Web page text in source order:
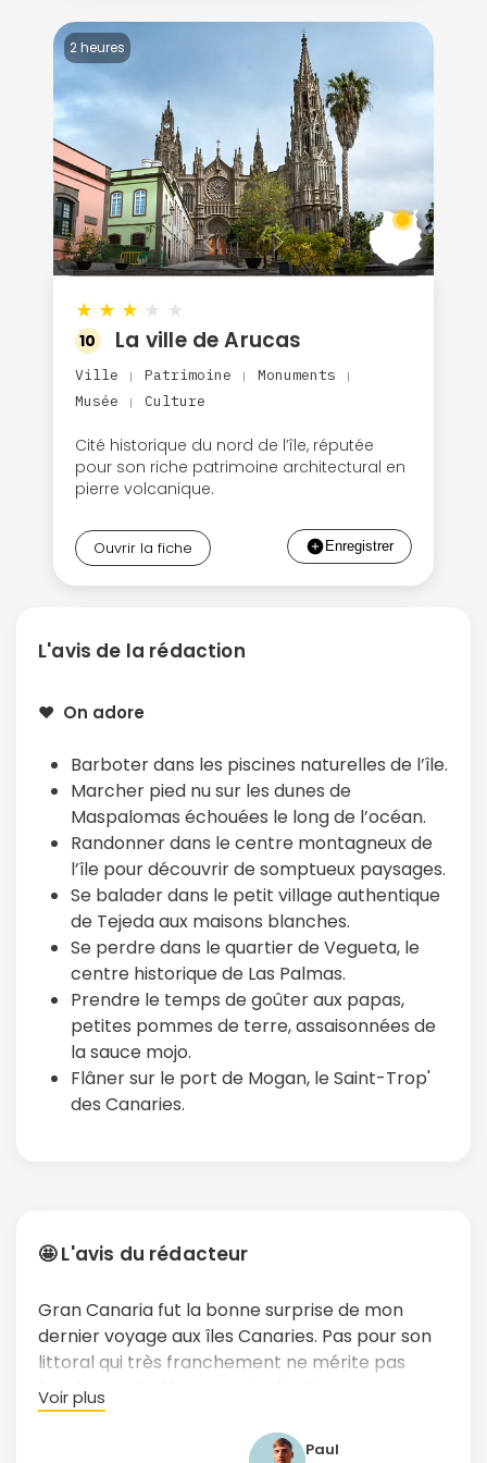
2 heures
★ ★ ★ ★ ★
10 La ville de Arucas
Ville | Patrimoine | Monuments |
Musée | Culture
Cité historique du nord de l’île, réputée
pour son riche patrimoine architectural en
pierre volcanique.
Ouvrir la fiche
L'avis de la rédaction
❤️ On adore
Barboter dans les piscines naturelles de l’île.
Marcher pied nu sur les dunes de
Maspalomas échouées le long de l’océan.
Randonner dans le centre montagneux de
l’île pour découvrir de somptueux paysages.
Se balader dans le petit village authentique
de Tejeda aux maisons blanches.
Se perdre dans le quartier de Vegueta, le
centre historique de Las Palmas.
Prendre le temps de goûter aux papas,
petites pommes de terre, assaisonnées de
la sauce mojo.
Flâner sur le port de Mogan, le Saint-Trop'
des Canaries.
🤩 L'avis du rédacteur
Gran Canaria fut la bonne surprise de mon
dernier voyage aux îles Canaries. Pas pour son
littoral qui très franchement ne mérite pas
forcément le détour, mais
l’intérieur des terres
surnomme aussi parfois l’île-continent, est un
Voir plus
Paul
Continuer avec Apple
ou connectez-vous par mail
confidentialité.